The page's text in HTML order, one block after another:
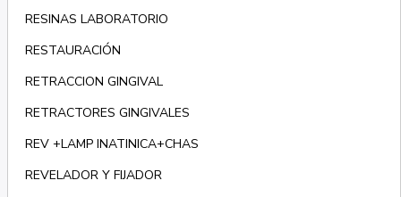
RESINAS LABORATORIO
RESTAURACIÓN
RETRACCION GINGIVAL
RETRACTORES GINGIVALES
REV +LAMP INATINICA+CHAS
REVELADOR Y FIJADOR